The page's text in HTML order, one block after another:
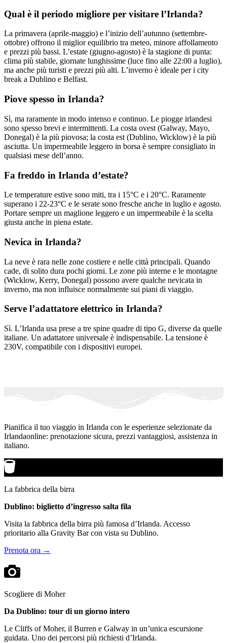
Qual è il periodo migliore per visitare l’Irlanda?
La primavera (aprile-maggio) e l’inizio dell’autunno (settembre-
ottobre) offrono il miglior equilibrio tra meteo, minore affollamento
e prezzi più bassi. L’estate (giugno-agosto) è la stagione di punta:
clima più stabile, giornate lunghissime (luce fino alle 22:00 a luglio),
ma anche più turisti e prezzi più alti. L’inverno è ideale per i city
break a Dublino e Belfast.
Piove spesso in Irlanda?
Sì, ma raramente in modo intenso e continuo. Le piogge irlandesi
sono spesso brevi e intermittenti. La costa ovest (Galway, Mayo,
Donegal) è la più piovosa; la costa est (Dublino, Wicklow) è la più
asciutta. Un impermeabile leggero in borsa è sempre consigliato in
qualsiasi mese dell’anno.
Fa freddo in Irlanda d’estate?
Le temperature estive sono miti, tra i 15°C e i 20°C. Raramente
superano i 22-23°C e le serate sono fresche anche in luglio e agosto.
Portare sempre un maglione leggero e un impermeabile è la scelta
giusta anche in piena estate.
Nevica in Irlanda?
La neve è rara nelle zone costiere e nelle città principali. Quando
cade, di solito dura pochi giorni. Le zone più interne e le montagne
(Wicklow, Kerry, Donegal) possono avere qualche nevicata in
inverno, ma non influisce normalmente sui piani di viaggio.
Serve l’adattatore elettrico in Irlanda?
Sì. L’Irlanda usa prese a tre spine quadre di tipo G, diverse da quelle
italiane. Un adattatore universale è indispensabile. La tensione è
230V, compatibile con i dispositivi europei.
Pianifica il tuo viaggio in Irlanda con le esperienze selezionate da
Irlandaonline: prenotazione sicura, prezzi vantaggiosi, assistenza in
italiano.
La fabbrica della birra
Dublino: biglietto d’ingresso salta fila
Visita la fabbrica della birra più famosa d’Irlanda. Accesso
prioritario alla Gravity Bar con vista su Dublino.
Prenota ora →
Scogliere di Moher
Da Dublino: tour di un giorno intero
Le Cliffs of Moher, il Burren e Galway in un’unica escursione
guidata. Uno dei percorsi più richiesti d’Irlanda.